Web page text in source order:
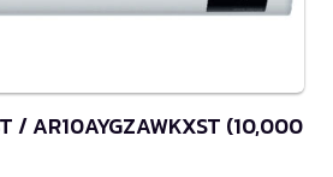
/ AR10AYGZAWKXST (10,000